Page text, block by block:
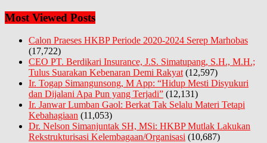
Most Viewed Posts
Calon Praeses HKBP Periode 2020-2024 Serep Marhobas
(17,722)
CEO PT. Berdikari Insurance, J.S. Simatupang, S.H., M.H.;
Tulus Suarakan Kebenaran Demi Rakyat (12,597)
Ir. Togap Simangunsong, M App: “Hidup Mesti Disyukuri
dan Dijalani Apa Pun yang Terjadi” (12,131)
Ir. Janwar Lumban Gaol: Berkat Tak Selalu Materi Tetapi
Kebahagiaan (11,053)
Dr. Nelson Simanjuntak SH, MSi: HKBP Mutlak Lakukan
Rekstrukturisasi Kelembagaan/Organisasi (10,687)